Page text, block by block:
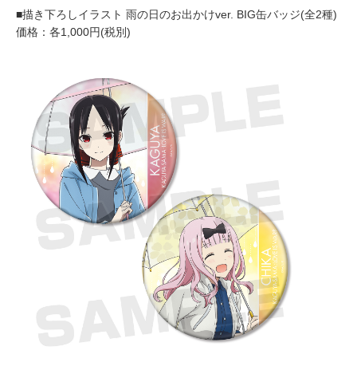
■描き下ろしイラスト 雨の日のお出かけver. BIG缶バッジ(全2種)
価格：各1,000円(税別)